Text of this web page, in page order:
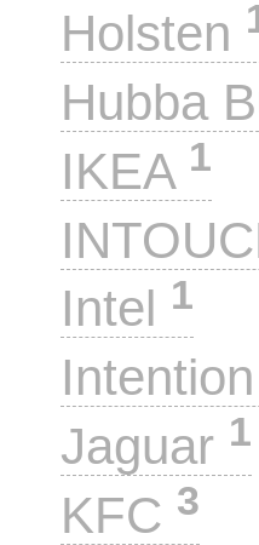
Holsten
Hubba
IKEA 1
Intel 1
Intention
Jaguar 1
KFC 3